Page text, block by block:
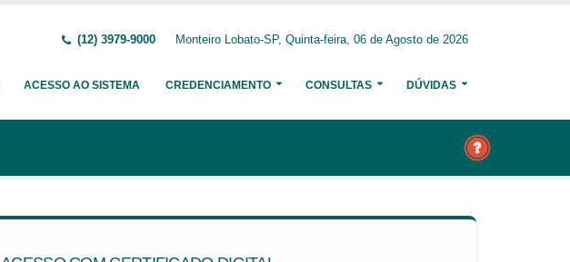
(12) 3979-9000 Monteiro Lobato-SP, Quinta-feira, 06 de Agosto de 2026
ACESSO AO SISTEMA CREDENCIAMENTO CONSULTAS DÚVIDAS